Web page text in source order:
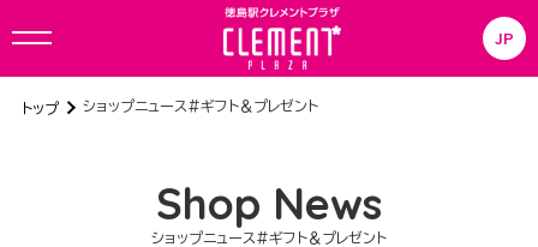
JP
トップ ショップニュース#ギフト＆プレゼント
Shop News
ショップニュース#ギフト＆プレゼント